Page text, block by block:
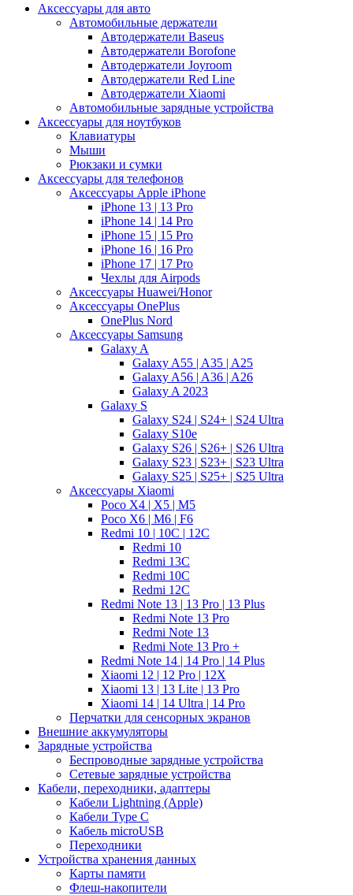
Аксессуары для авто
Автомобильные держатели
Автодержатели Baseus
Автодержатели Borofone
Автодержатели Joyroom
Автодержатели Red Line
Автодержатели Xiaomi
Автомобильные зарядные устройства
Аксессуары для ноутбуков
Клавиатуры
Мыши
Рюкзаки и сумки
Аксессуары для телефонов
Аксессуары Apple iPhone
iPhone 13 | 13 Pro
iPhone 14 | 14 Pro
iPhone 15 | 15 Pro
iPhone 16 | 16 Pro
iPhone 17 | 17 Pro
Чехлы для Airpods
Аксессуары Huawei/Honor
Аксессуары OnePlus
OnePlus Nord
Аксессуары Samsung
Galaxy A
Galaxy A55 | A35 | A25
Galaxy A56 | A36 | A26
Galaxy A 2023
Galaxy S
Galaxy S24 | S24+ | S24 Ultra
Galaxy S10e
Galaxy S26 | S26+ | S26 Ultra
Galaxy S23 | S23+ | S23 Ultra
Galaxy S25 | S25+ | S25 Ultra
Аксессуары Xiaomi
Poco X4 | X5 | M5
Poco X6 | M6 | F6
Redmi 10 | 10C | 12C
Redmi 10
Redmi 13C
Redmi 10C
Redmi 12C
Redmi Note 13 | 13 Pro | 13 Plus
Redmi Note 13 Pro
Redmi Note 13
Redmi Note 13 Pro +
Redmi Note 14 | 14 Pro | 14 Plus
Xiaomi 12 | 12 Pro | 12X
Xiaomi 13 | 13 Lite | 13 Pro
Xiaomi 14 | 14 Ultra | 14 Pro
Перчатки для сенсорных экранов
Внешние аккумуляторы
Зарядные устройства
Беспроводные зарядные устройства
Сетевые зарядные устройства
Кабели, переходники, адаптеры
Кабели Lightning (Apple)
Кабели Type C
Кабель microUSB
Переходники
Устройства хранения данных
Карты памяти
Флеш-накопители